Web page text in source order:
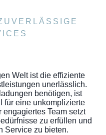
Welt ist die effiziente
unerlässlich.
benötigen, ist
für eine unkomplizierte
Team setzt
zu erfüllen und
Service zu bieten.